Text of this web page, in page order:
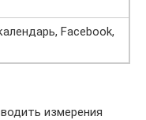
Facebook,
измерения